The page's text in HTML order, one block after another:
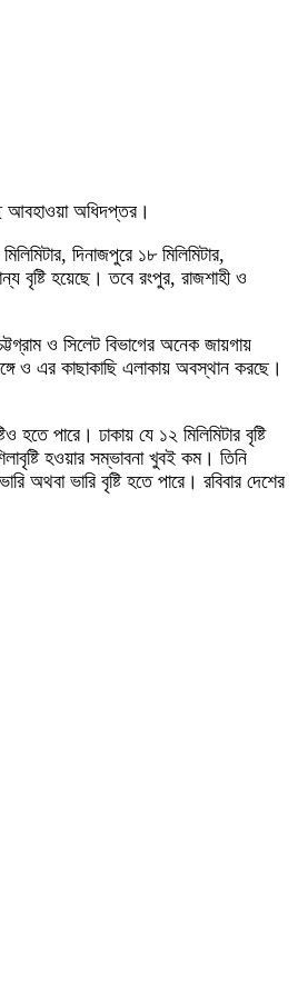
আবহাওয়া অধিদপ্তর।
দিনাজপুরে ১৮ মিলিমিটার,
বৃষ্টি হয়েছে। তবে রংপুর, রাজশাহী ও
ও সিলেট বিভাগের অনেক জায়গায়
ও এর কাছাকাছি এলাকায় অবস্থান করছে।
পারে। ঢাকায় যে ১২ মিলিমিটার বৃষ্টি
হওয়ার সম্ভাবনা খুবই কম। তিনি
অথবা ভারি বৃষ্টি হতে পারে। রবিবার দেশের